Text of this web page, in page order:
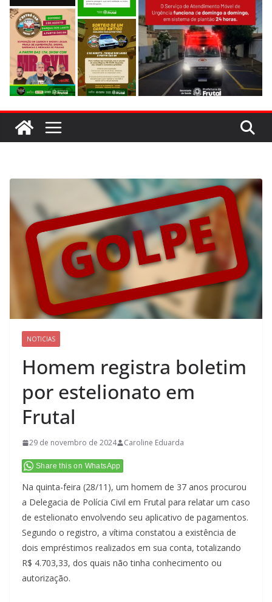
NOTICIAS
Homem registra boletim
por estelionato em
Frutal
29 de novembro de 2024 Caroline Eduarda
Share this on WhatsApp
Na quinta-feira (28/11), um homem de 37 anos procurou
a Delegacia de Polícia Civil em Frutal para relatar um caso
de estelionato envolvendo seu aplicativo de pagamentos.
Segundo o registro, a vítima constatou a existência de
dois empréstimos realizados em sua conta, totalizando
R$ 4.703,33, dos quais não tinha conhecimento ou
autorização.